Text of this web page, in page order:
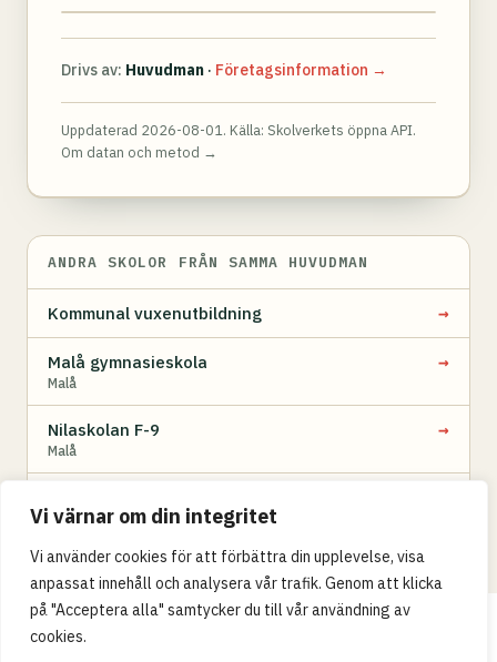
Vi värnar om din integritet
Vi använder cookies för att förbättra din upplevelse, visa
anpassat innehåll och analysera vår trafik. Genom att klicka
på "Acceptera alla" samtycker du till vår användning av
cookies.
Drivs av: Huvudman · Företagsinformation →
Uppdaterad 2026-08-01. Källa: Skolverkets öppna API.
Om datan och metod →
ANDRA SKOLOR FRÅN SAMMA HUVUDMAN
Kommunal vuxenutbildning →
Malå gymnasieskola
Malå
→
Nilaskolan F-9
Malå
→